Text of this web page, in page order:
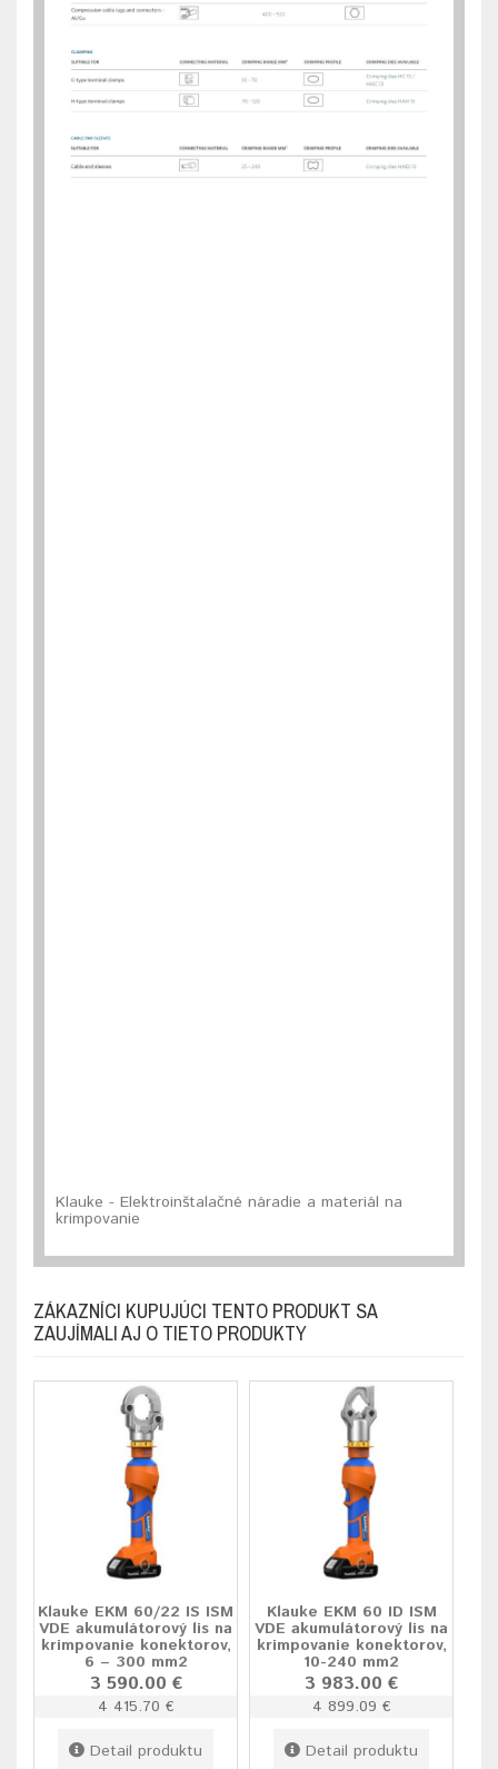
Klauke - Elektroinštalačné náradie a materiál na
krimpovanie
ZÁKAZNÍCI KUPUJÚCI TENTO PRODUKT SA
ZAUJÍMALI AJ O TIETO PRODUKTY
Klauke EKM 60/22 IS ISM
VDE akumulátorový lis na
krimpovanie konektorov,
6 – 300 mm2
3 590.00 €
4 415.70 €
Detail produktu
Klauke EKM 60 ID ISM
VDE akumulátorový lis na
krimpovanie konektorov,
10-240 mm2
3 983.00 €
4 899.09 €
Detail produktu